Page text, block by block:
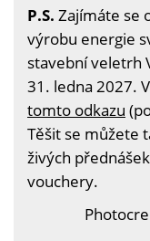
P.S. Zajímáte se
výrobu energie
stavební veletrh
31. ledna 2027.
tomto odkazu
Těšit se můžete
živých
vouchery.